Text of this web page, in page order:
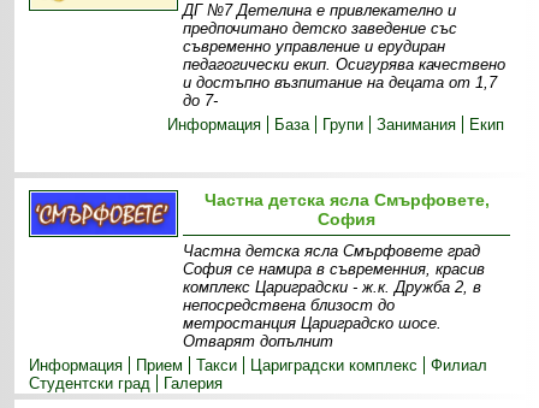
ДГ №7 Детелина е привлекателно и
предпочитано детско заведение със
съвременно управление и ерудиран
педагогически екип. Осигурява качествено
и достъпно възпитание на децата от 1,7
до 7-
Информация
База Групи Занимания Екип
Частна детска ясла Смърфовете,
София
Частна детска ясла Смърфовете град
София се намира в съвременния, красив
комплекс Цариградски - ж.к. Дружба 2, в
непосредствена близост до
метростанция Цариградско шосе.
Отварят допълнит
Информация
Прием Такси Цариградски комплекс
Филиал
Студентски град
Галерия